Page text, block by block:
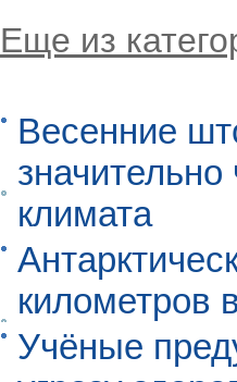
Еще из
Весенние
климата
километров
Учёные